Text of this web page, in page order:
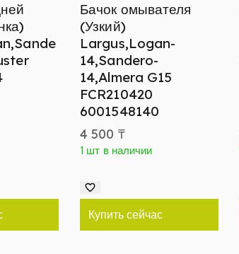
Бачок омывателя
(Узкий)
Largus,Logan-
14,Sandero-
14,Almera G15
FCR210420
6001548140
4 500 ₸
1 шт в наличии
Купить сейчас